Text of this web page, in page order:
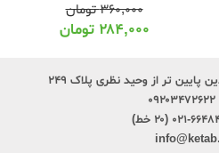
۳۶۰,۰۰۰تومان
۲۸۴,۰۰۰ تومان
۰۹۲۰۳۴۷۲۶۲۲
۰۲۱ (۲۰ خط)